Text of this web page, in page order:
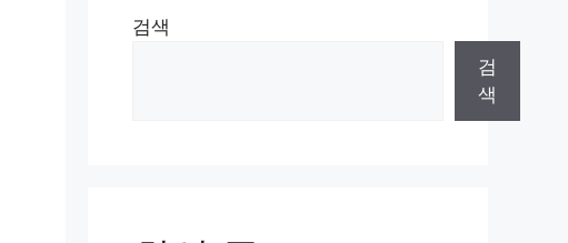
검색
검
색